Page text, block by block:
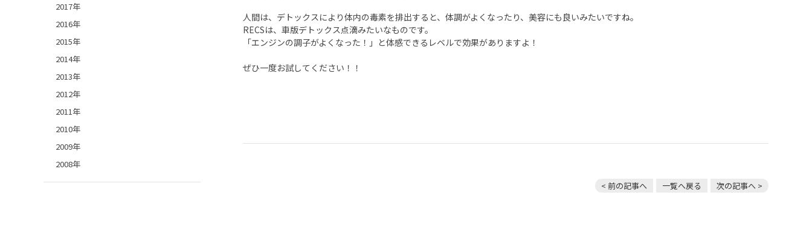
人間は、デトックスにより体内の毒素を排出すると、体調がよくなったり、美容にも良いみたいですね。
RECSは、車版デトックス点滴みたいなものです。
「エンジンの調子がよくなった！」と体感できるレベルで効果がありますよ！
ぜひ一度お試してください！！
< 前の記事へ 一覧へ戻る 次の記事へ >
2017年
2016年
2015年
2014年
2013年
2012年
2011年
2010年
2009年
2008年